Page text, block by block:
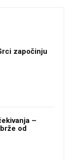
započinju
–
od